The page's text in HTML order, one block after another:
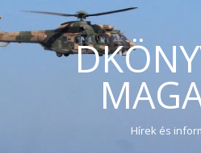
Hírek és